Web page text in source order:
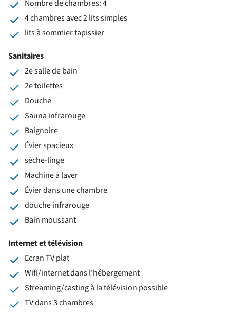
Nombre de chambres: 4
4 chambres avec 2 lits simples
lits à sommier tapissier
Sanitaires
2e salle de bain
2e toilettes
Douche
Sauna infrarouge
Baignoire
Évier spacieux
sèche-linge
Machine à laver
Évier dans une chambre
douche infrarouge
Bain moussant
Internet et télévision
Ecran TV plat
Wifi/internet dans l'hébergement
Streaming/casting à la télévision possible
TV dans 3 chambres